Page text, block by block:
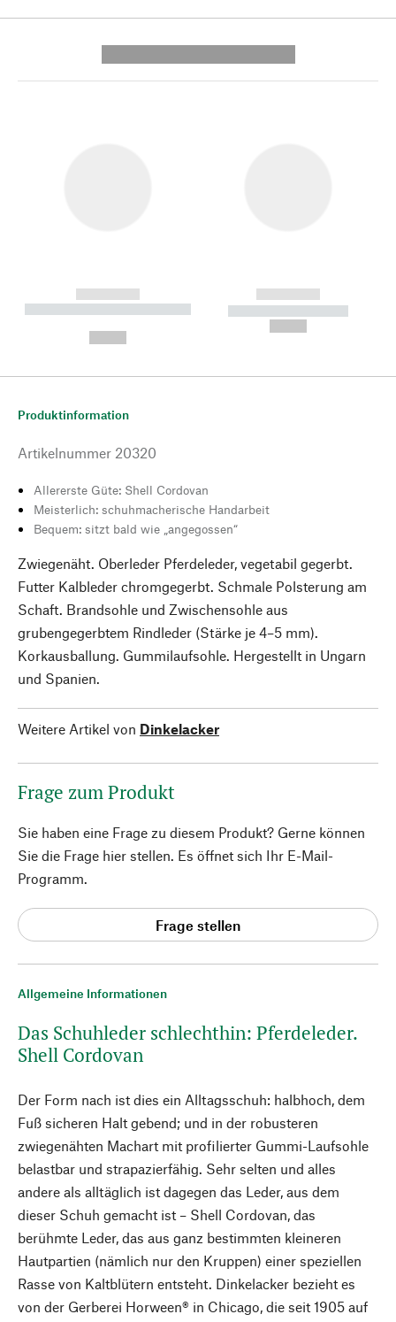
------------
----------- ----------- --------
------------
----------- -----------
Allgemeine Informationen
Das Schuhleder schlechthin: Pferdeleder.
Shell Cordovan
Der Form nach ist dies ein Alltagsschuh: halbhoch, dem
Fuß sicheren Halt gebend; und in der robusteren
zwiegenähten Machart mit profilierter Gummi-Laufsohle
belastbar und strapazierfähig. Sehr selten und alles
andere als alltäglich ist dagegen das Leder, aus dem
dieser Schuh gemacht ist – Shell Cordovan, das
berühmte Leder, das aus ganz bestimmten kleineren
Hautpartien (nämlich nur den Kruppen) einer speziellen
Rasse von Kaltblütern entsteht. Dinkelacker bezieht es
von der Gerberei Horween® in Chicago, die seit 1905 auf
Produktinformation
Artikelnummer 20320
Allererste Güte: Shell Cordovan
Meisterlich: schuhmacherische Handarbeit
Bequem: sitzt bald wie „angegossen“
Zwiegenäht. Oberleder Pferdeleder, vegetabil gegerbt.
Futter Kalbleder chromgegerbt. Schmale Polsterung am
Schaft. Brandsohle und Zwischensohle aus
grubengegerbtem Rindleder (Stärke je 4–5 mm).
Korkausballung. Gummilaufsohle. Hergestellt in Ungarn
und Spanien.
Weitere Artikel von Dinkelacker
Frage zum Produkt
Sie haben eine Frage zu diesem Produkt? Gerne können
Sie die Frage hier stellen. Es öffnet sich Ihr E-Mail-
Programm.
Frage stellen